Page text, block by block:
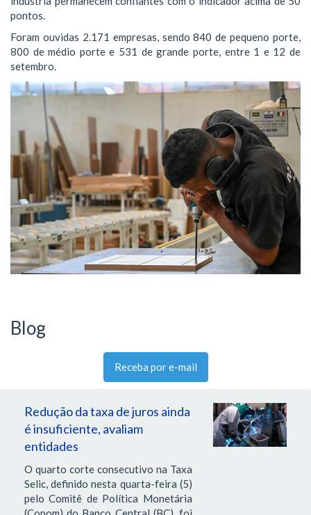
pontos.
Foram ouvidas 2.171 empresas, sendo 840 de pequeno porte,
800 de médio porte e 531 de grande porte, entre 1 e 12 de
setembro.
Blog
Receba por e-mail
Redução da taxa de juros ainda
é insuficiente, avaliam
entidades
O quarto corte consecutivo na Taxa
Selic, definido nesta quarta-feira (5)
pelo Comitê de Política Monetária